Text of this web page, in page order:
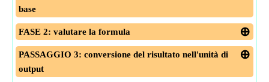
base
FASE 2: valutare la formula
PASSAGGIO 3: conversione del risultato nell'unità di
output